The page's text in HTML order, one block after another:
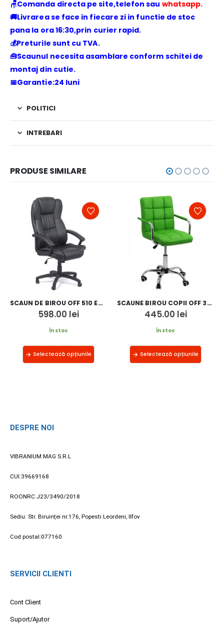
🪑Comanda directa pe site,telefon sau whatsapp.
🚚Livrarea se face in fiecare zi in functie de stoc
pana la ora 16:30,prin curier rapid.
💰Preturile sunt cu TVA.
🧰Scaunul necesita asamblare conform schitei de
montaj din cutie.
📅Garantie:24 luni
POLITICI
INTREBARI
PRODUSE SIMILARE
SCAUN DE BIROU OFF 510 ERGONOMIC
598.00 lei
În stoc
Selectează opțiunile
SCAUNE BIROU COPII OFF 328
445.00 lei
În stoc
Selectează opțiunile
DESPRE NOI
VIBRANIUM MAG S.R.L
CUI:39669168
ROONRC.J23/3490/2018
Sediu: Str. Biruinței nr.176, Popesti Leordeni, Ilfov
Cod postal:077160
SERVICII CLIENTI
Cont Client
Suport/Ajutor